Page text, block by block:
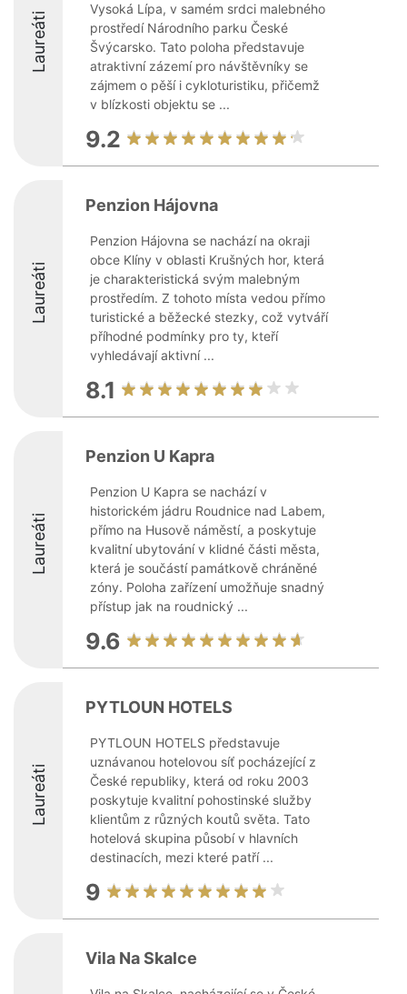
Laureáti
Vysoká Lípa, v samém srdci malebného
prostředí Národního parku České
Švýcarsko. Tato poloha představuje
atraktivní zázemí pro návštěvníky se
zájmem o pěší i cykloturistiku, přičemž
v blízkosti objektu se ...
9.2
Laureáti
Penzion Hájovna
Penzion Hájovna se nachází na okraji
obce Klíny v oblasti Krušných hor, která
je charakteristická svým malebným
prostředím. Z tohoto místa vedou přímo
turistické a běžecké stezky, což vytváří
příhodné podmínky pro ty, kteří
vyhledávají aktivní ...
8.1
Laureáti
Penzion U Kapra
Penzion U Kapra se nachází v
historickém jádru Roudnice nad Labem,
přímo na Husově náměstí, a poskytuje
kvalitní ubytování v klidné části města,
která je součástí památkově chráněné
zóny. Poloha zařízení umožňuje snadný
přístup jak na roudnický ...
9.6
Laureáti
PYTLOUN HOTELS
PYTLOUN HOTELS představuje
uznávanou hotelovou síť pocházející z
České republiky, která od roku 2003
poskytuje kvalitní pohostinské služby
klientům z různých koutů světa. Tato
hotelová skupina působí v hlavních
destinacích, mezi které patří ...
9
Vila Na Skalce